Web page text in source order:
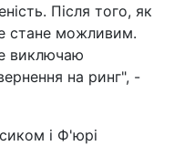
Після того, як
стане можливим.
виключаю
на ринг", -
і Ф'юрі